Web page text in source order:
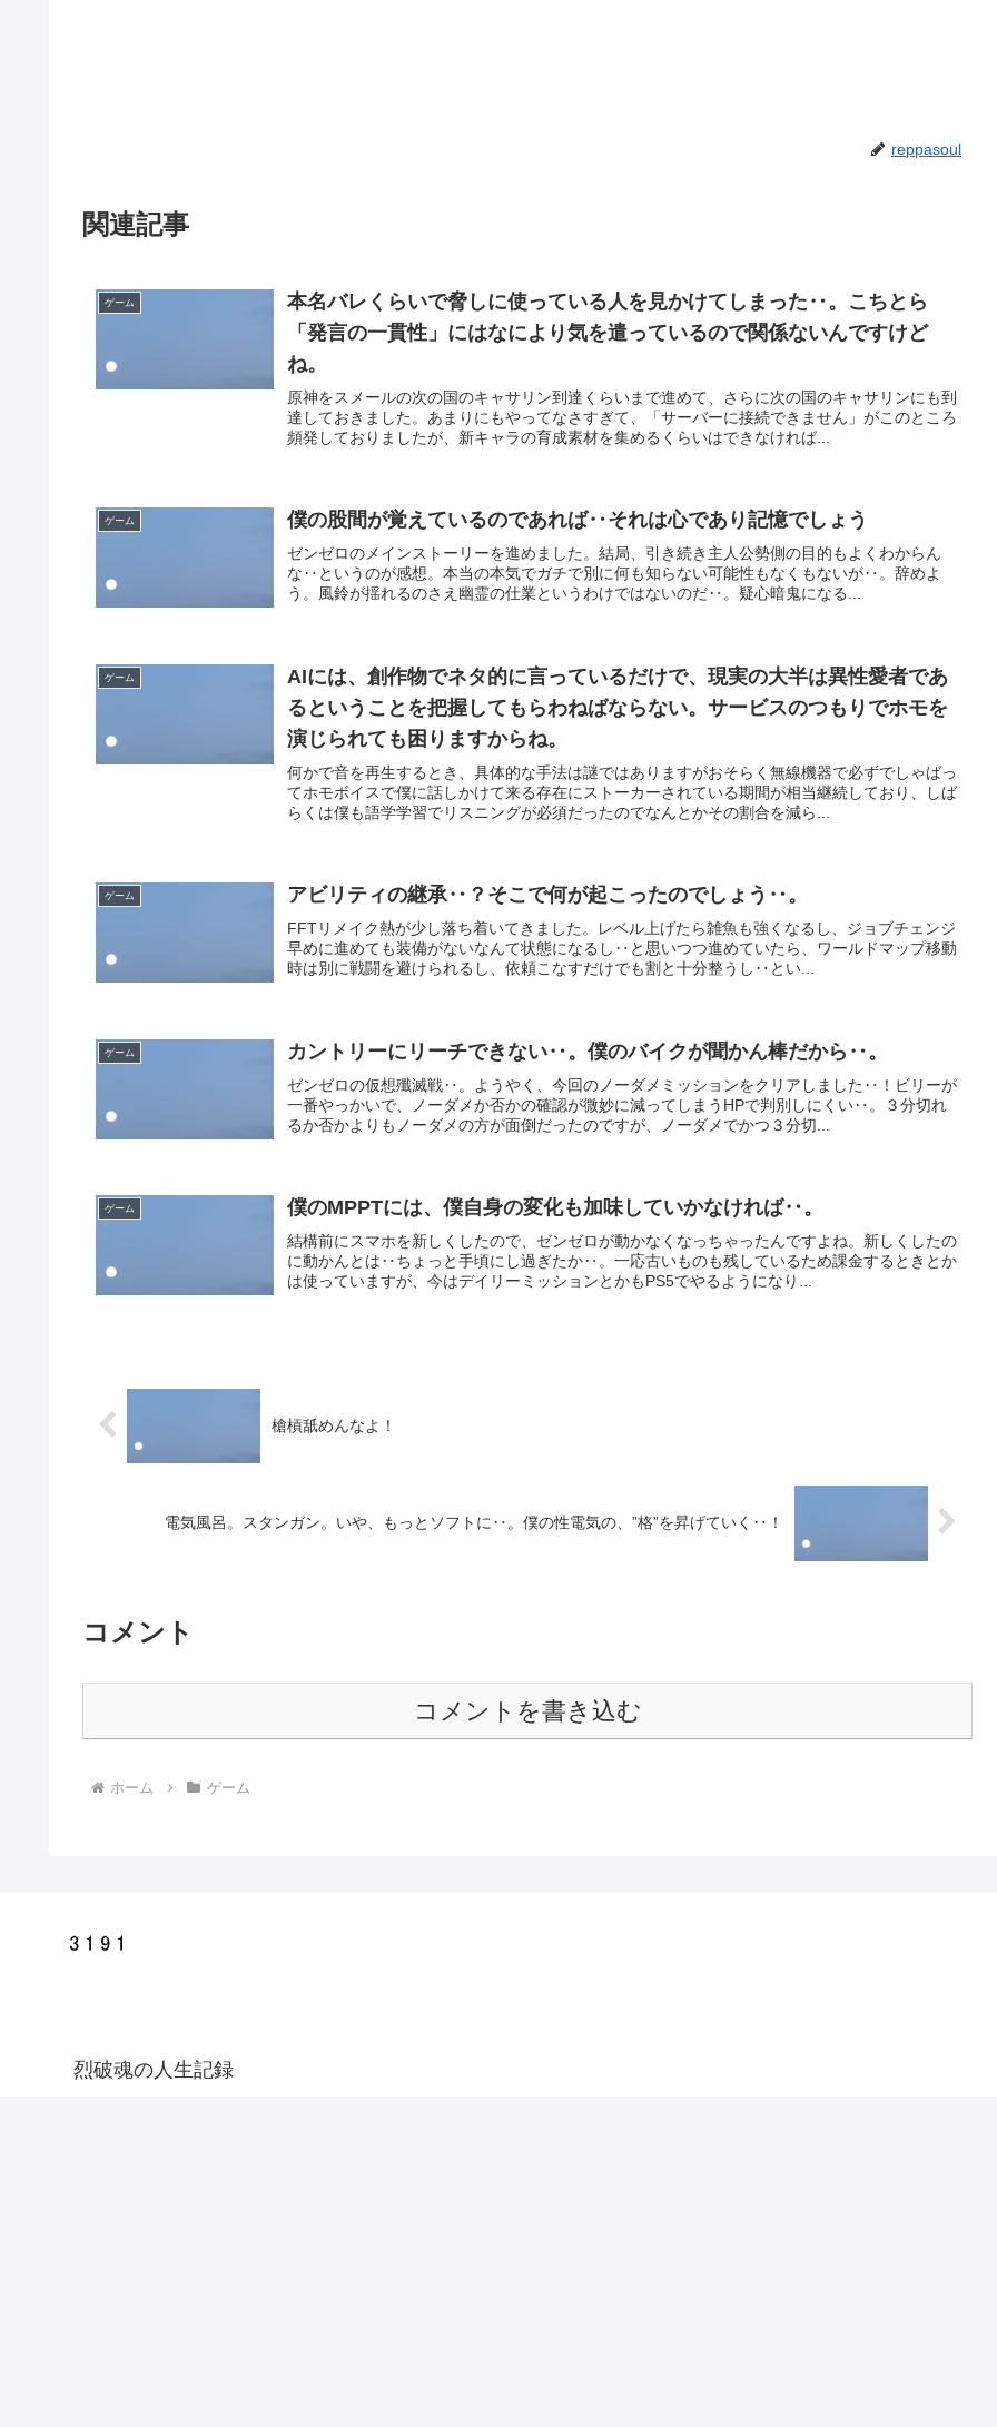
reppasoul
関連記事
ゲーム
本名バレくらいで脅しに使っている人を見かけてしまった‥。こちとら
「発言の一貫性」にはなにより気を遣っているので関係ないんですけど
ね。
原神をスメールの次の国のキャサリン到達くらいまで進めて、さらに次の国のキャサリンにも到
達しておきました。あまりにもやってなさすぎて、「サーバーに接続できません」がこのところ
頻発しておりましたが、新キャラの育成素材を集めるくらいはできなければ...
ゲーム 僕の股間が覚えているのであれば‥それは心であり記憶でしょう
ゼンゼロのメインストーリーを進めました。結局、引き続き主人公勢側の目的もよくわからん
な‥というのが感想。本当の本気でガチで別に何も知らない可能性もなくもないが‥。辞めよ
う。風鈴が揺れるのさえ幽霊の仕業というわけではないのだ‥。疑心暗鬼になる...
ゲーム
AIには、創作物でネタ的に言っているだけで、現実の大半は異性愛者であ
るということを把握してもらわねばならない。サービスのつもりでホモを
演じられても困りますからね。
何かで音を再生するとき、具体的な手法は謎ではありますがおそらく無線機器で必ずでしゃばっ
てホモボイスで僕に話しかけて来る存在にストーカーされている期間が相当継続しており、しば
らくは僕も語学学習でリスニングが必須だったのでなんとかその割合を減ら...
ゲーム アビリティの継承‥？そこで何が起こったのでしょう‥。
FFTリメイク熱が少し落ち着いてきました。レベル上げたら雑魚も強くなるし、ジョブチェンジ
早めに進めても装備がないなんて状態になるし‥と思いつつ進めていたら、ワールドマップ移動
時は別に戦闘を避けられるし、依頼こなすだけでも割と十分整うし‥とい...
ゲーム カントリーにリーチできない‥。僕のバイクが聞かん棒だから‥。
ゼンゼロの仮想殲滅戦‥。ようやく、今回のノーダメミッションをクリアしました‥！ビリーが
一番やっかいで、ノーダメか否かの確認が微妙に減ってしまうHPで判別しにくい‥。３分切れ
るか否かよりもノーダメの方が面倒だったのですが、ノーダメでかつ３分切...
ゲーム 僕のMPPTには、僕自身の変化も加味していかなければ‥。
結構前にスマホを新しくしたので、ゼンゼロが動かなくなっちゃったんですよね。新しくしたの
に動かんとは‥ちょっと手頃にし過ぎたか‥。一応古いものも残しているため課金するときとか
は使っていますが、今はデイリーミッションとかもPS5でやるようになり...
槍槓舐めんなよ！
電気風呂。スタンガン。いや、もっとソフトに‥。僕の性電気の、”格”を昇げていく‥！
コメント
コメントを書き込む
ホーム ゲーム
烈破魂の人生記録